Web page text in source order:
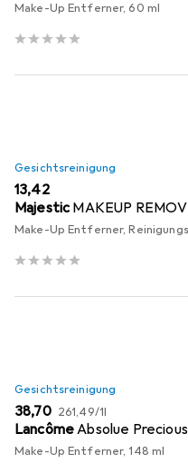
Make-Up Entferner, 60 ml
Gesichtsreinigung
EUR
13,42
MajesticMAKEUP
Make-Up Entferner,
Gesichtsreinigung
EUR
38,70 EUR
261,49/1l
LancômeAbsolue
Make-Up Entferner, 148 ml